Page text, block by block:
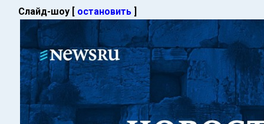
Слайд-шоу [ остановить ]